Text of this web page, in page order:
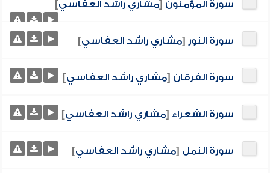
سورة المؤمنون [مشاري راشد العفاسي]
سورة النور [مشاري راشد العفاسي]
سورة الفرقان [مشاري راشد العفاسي]
سورة الشعراء [مشاري راشد العفاسي]
سورة النمل [مشاري راشد العفاسي]